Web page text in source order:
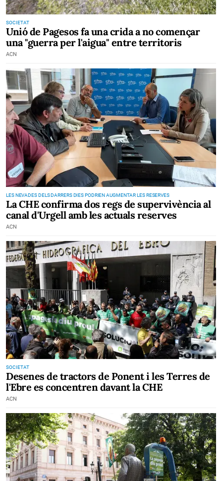
SOCIETAT
Unió de Pagesos fa una crida a no començar
una "guerra per l'aigua" entre territoris
ACN
LES NEVADES DELS DARRERS DIES PODRIEN AUGMENTAR LES RESERVES
La CHE confirma dos regs de supervivència al
canal d'Urgell amb les actuals reserves
ACN
SOCIETAT
Desenes de tractors de Ponent i les Terres de
l'Ebre es concentren davant la CHE
ACN